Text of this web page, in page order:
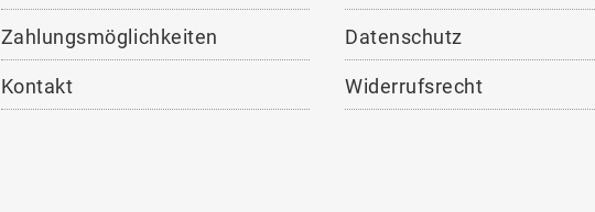
Zahlungsmöglichkeiten
Kontakt
Datenschutz
Widerrufsrecht